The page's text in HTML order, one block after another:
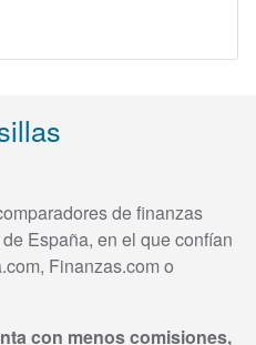
de finanzas
España, en el que confían
Finanzas.com o
con menos comisiones,